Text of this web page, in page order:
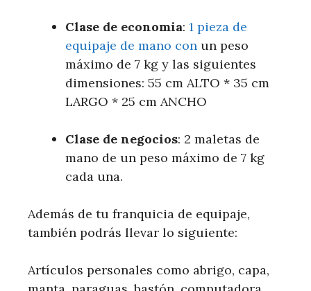
Clase de economia: 1 pieza de
equipaje de mano con un peso
máximo de 7 kg y las siguientes
dimensiones: 55 cm ALTO * 35 cm
LARGO * 25 cm ANCHO
Clase de negocios: 2 maletas de
mano de un peso máximo de 7 kg
cada una.
Además de tu franquicia de equipaje,
también podrás llevar lo siguiente:
Artículos personales como abrigo, capa,